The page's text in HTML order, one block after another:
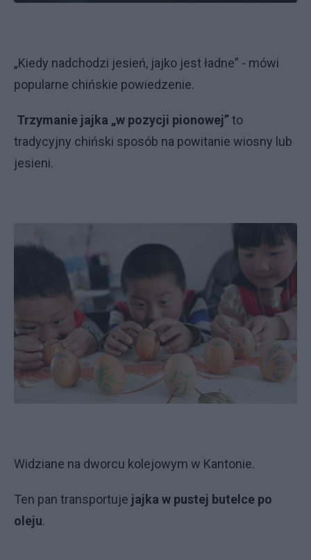
„Kiedy nadchodzi jesień, jajko jest ładne” - mówi
popularne chińskie powiedzenie.
Trzymanie jajka „w pozycji pionowej”to
tradycyjny chiński sposób na powitanie wiosny lub
jesieni.
Widziane na dworcu kolejowym w Kantonie.
Ten pan transportuje jajka w pustej butelce po
oleju.